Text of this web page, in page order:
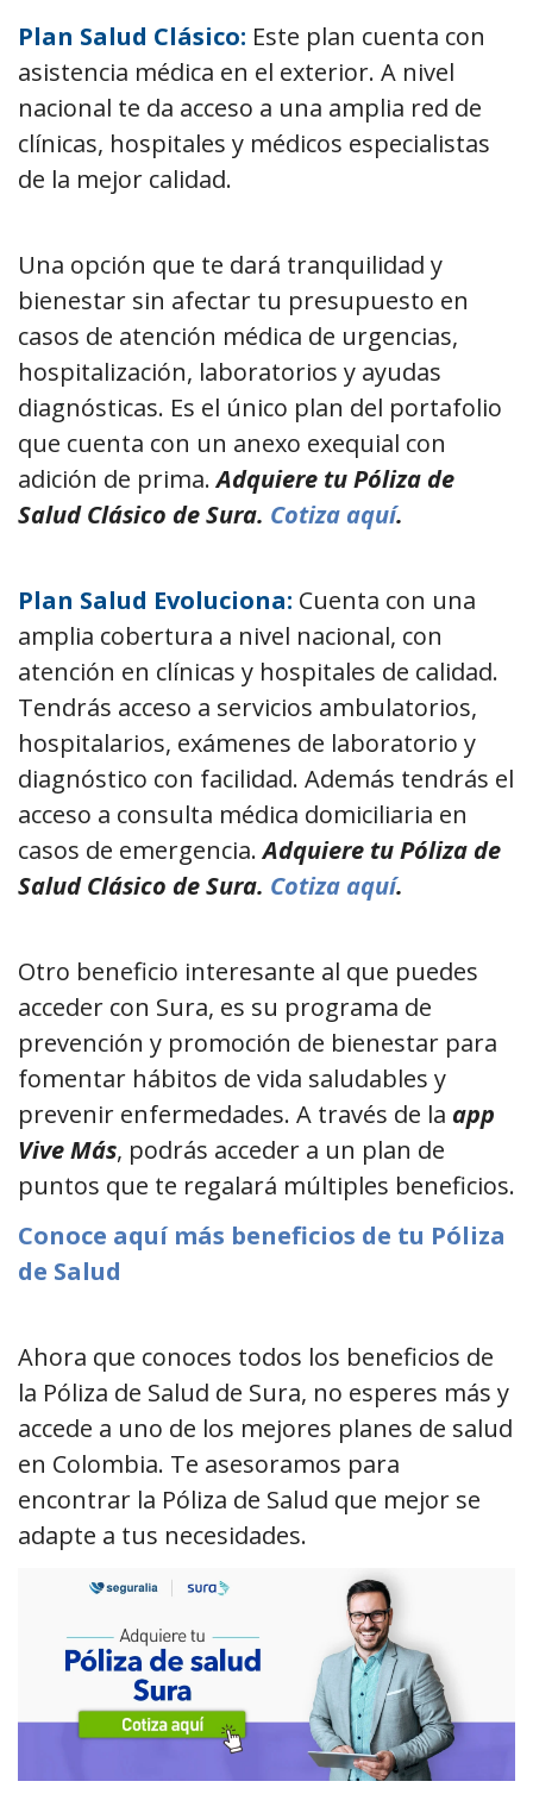
Plan Salud Clásico: Este plan cuenta con
asistencia médica en el exterior. A nivel
nacional te da acceso a una amplia red de
clínicas, hospitales y médicos especialistas
de la mejor calidad.
Una opción que te dará tranquilidad y
bienestar sin afectar tu presupuesto en
casos de atención médica de urgencias,
hospitalización, laboratorios y ayudas
diagnósticas. Es el único plan del portafolio
que cuenta con un anexo exequial con
adición de prima.Adquiere tu Póliza de
Salud Clásico de Sura. Cotiza aquí.
Plan Salud Evoluciona: Cuenta con una
amplia cobertura a nivel nacional, con
atención en clínicas y hospitales de calidad.
Tendrás acceso a servicios ambulatorios,
hospitalarios, exámenes de laboratorio y
diagnóstico con facilidad. Además tendrás el
acceso a consulta médica domiciliaria en
casos de emergencia.Adquiere tu Póliza de
Salud Clásico de Sura. Cotiza aquí.
Otro beneficio interesante al que puedes
acceder con Sura, es su programa de
prevención y promoción de bienestar para
fomentar hábitos de vida saludables y
prevenir enfermedades. A través de la app
Vive Más, podrás acceder a un plan de
puntos que te regalará múltiples beneficios.
Conoce aquí más beneficios de tu Póliza
de Salud
Ahora que conoces todos los beneficios de
la Póliza de Salud de Sura, no esperes más y
accede a uno de los mejores planes de salud
en Colombia. Te asesoramos para
encontrar la Póliza de Salud que mejor se
adapte a tus necesidades.